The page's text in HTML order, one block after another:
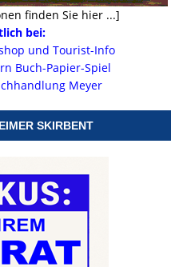
finden Sie hier ...]
bei:
und Tourist-Info
Buch-Papier-Spiel
Meyer
SKIRBENT